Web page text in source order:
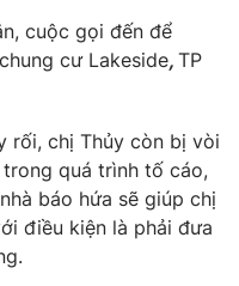
cuộc gọi đến để
cư Lakeside, TP
rối, chị Thủy còn bị vòi
quá trình tố cáo,
báo hứa sẽ giúp chị
điều kiện là phải đưa